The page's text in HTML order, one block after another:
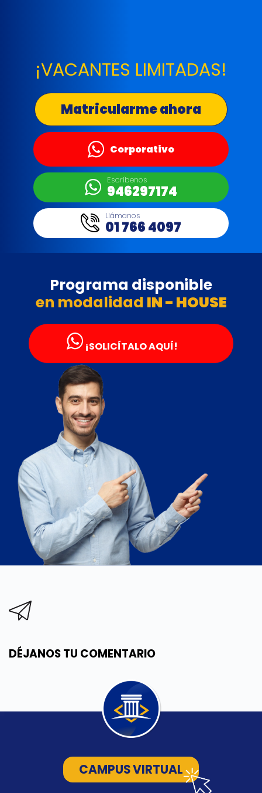
¡VACANTES LIMITADAS!
Matricularme ahora
Corporativo
Escríbenos
946297174
Llámanos
01 766 4097
Programa disponible
en modalidad IN - HOUSE
¡SOLICÍTALO AQUÍ!
DÉJANOS TU COMENTARIO
CAMPUS VIRTUAL